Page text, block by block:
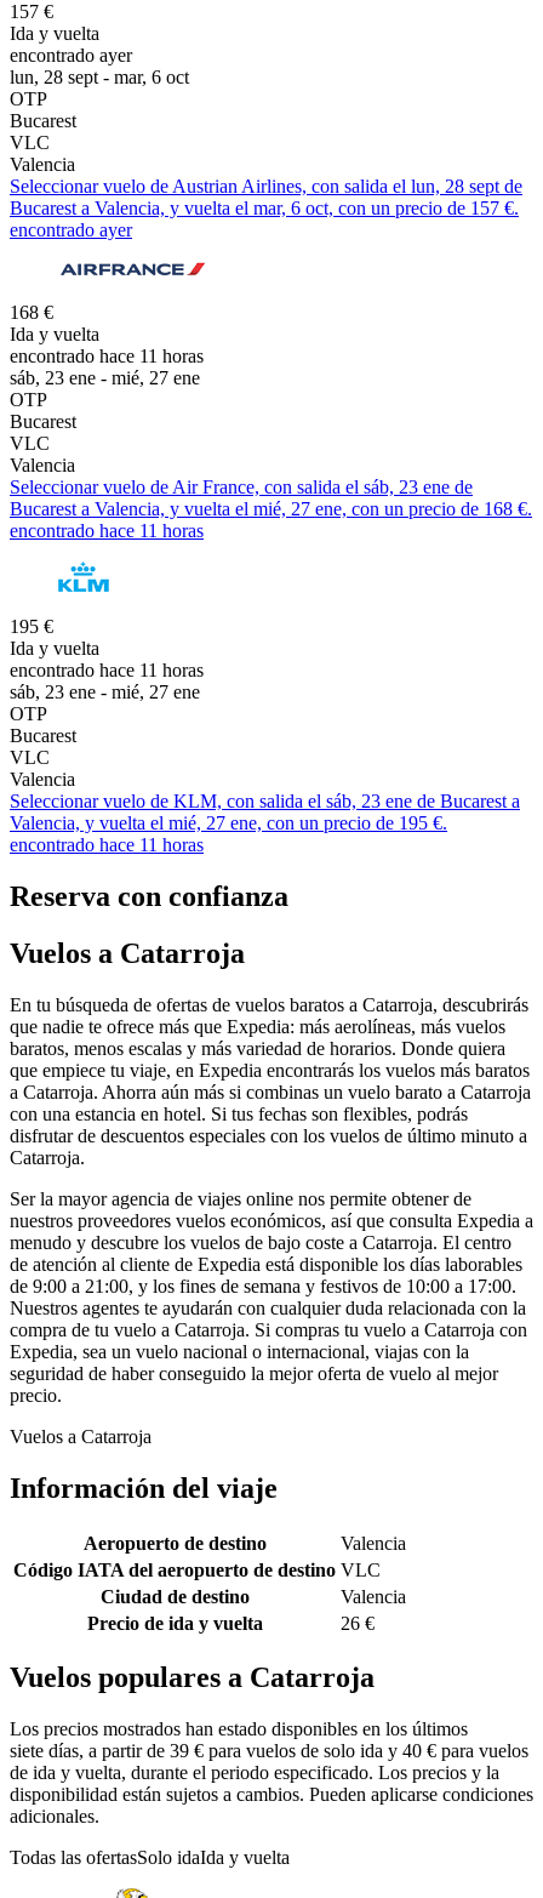
157 €
Ida y vuelta
encontrado ayer
lun, 28 sept - mar, 6 oct
OTP
Bucarest
VLC
Valencia
Seleccionar vuelo de Austrian Airlines, con salida el lun, 28 sept de
Bucarest a Valencia, y vuelta el mar, 6 oct, con un precio de 157 €.
encontrado ayer
168 €
Ida y vuelta
encontrado hace 11 horas
sáb, 23 ene - mié, 27 ene
OTP
Bucarest
VLC
Valencia
Seleccionar vuelo de Air France, con salida el sáb, 23 ene de
Bucarest a Valencia, y vuelta el mié, 27 ene, con un precio de 168 €.
encontrado hace 11 horas
195 €
Ida y vuelta
encontrado hace 11 horas
sáb, 23 ene - mié, 27 ene
OTP
Bucarest
VLC
Valencia
Seleccionar vuelo de KLM, con salida el sáb, 23 ene de Bucarest a
Valencia, y vuelta el mié, 27 ene, con un precio de 195 €.
encontrado hace 11 horas
Reserva con confianza
Vuelos a Catarroja
En tu búsqueda de ofertas de vuelos baratos a Catarroja, descubrirás
que nadie te ofrece más que Expedia: más aerolíneas, más vuelos
baratos, menos escalas y más variedad de horarios. Donde quiera
que empiece tu viaje, en Expedia encontrarás los vuelos más baratos
a Catarroja. Ahorra aún más si combinas un vuelo barato a Catarroja
con una estancia en hotel. Si tus fechas son flexibles, podrás
disfrutar de descuentos especiales con los vuelos de último minuto a
Catarroja.
Ser la mayor agencia de viajes online nos permite obtener de
nuestros proveedores vuelos económicos, así que consulta Expedia a
menudo y descubre los vuelos de bajo coste a Catarroja. El centro
de atención al cliente de Expedia está disponible los días laborables
de 9:00 a 21:00, y los fines de semana y festivos de 10:00 a 17:00.
Nuestros agentes te ayudarán con cualquier duda relacionada con la
compra de tu vuelo a Catarroja. Si compras tu vuelo a Catarroja con
Expedia, sea un vuelo nacional o internacional, viajas con la
seguridad de haber conseguido la mejor oferta de vuelo al mejor
precio.
Vuelos a Catarroja
Información del viaje
Aeropuerto de destino
Valencia
Código IATA del aeropuerto de destino VLC
Ciudad de destino
Valencia
Precio de ida y vuelta
26 €
Vuelos populares a Catarroja
Los precios mostrados han estado disponibles en los últimos
siete días, a partir de 39 € para vuelos de solo ida y 40 € para vuelos
de ida y vuelta, durante el periodo especificado. Los precios y la
disponibilidad están sujetos a cambios. Pueden aplicarse condiciones
adicionales.
Todas las ofertasSolo idaIda y vuelta